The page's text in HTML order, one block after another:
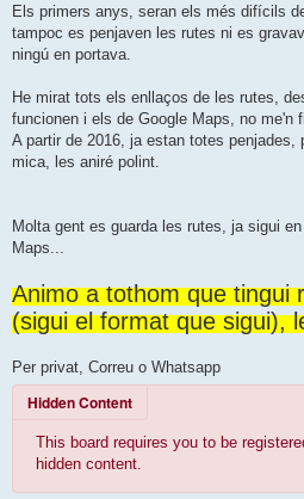
Els primers anys, seran els més difícils
tampoc es penjaven les rutes ni es
ningú en portava.
He mirat tots els enllaços de les rutes,
funcionen i els de Google Maps, no me'n
A partir de 2016, ja estan totes penjades,
mica, les aniré polint.
Molta gent es guarda les rutes, ja sigui
Maps...
Animo a tothom que tingui
(sigui el format que sigui),
Per privat, Correu o Whatsapp
Hidden Content
This board requires you to be
hidden content.